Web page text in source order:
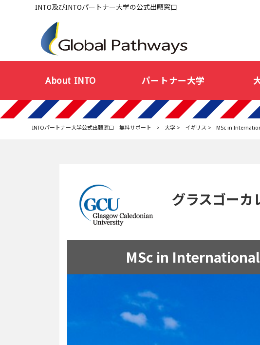
INTO及びINTOパートナー大学の公式出願窓口
About INTO パートナー大学
INTOパートナー大学公式出願窓口 無料サポート > 大学> イギリス > MSc in
グラスゴーカ
MSc in